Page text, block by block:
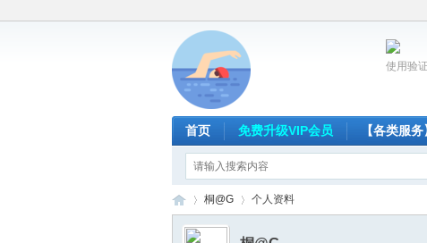
使用验
首页 免费升级VIP会员 【各类服务
桐@G 个人资料